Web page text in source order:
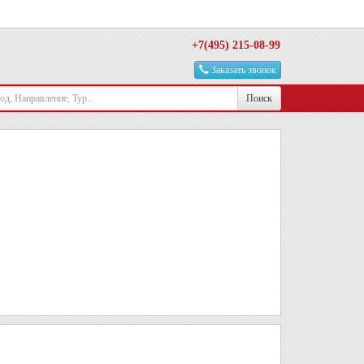
+7(495) 215-08-99
Заказать звонок
Поиск